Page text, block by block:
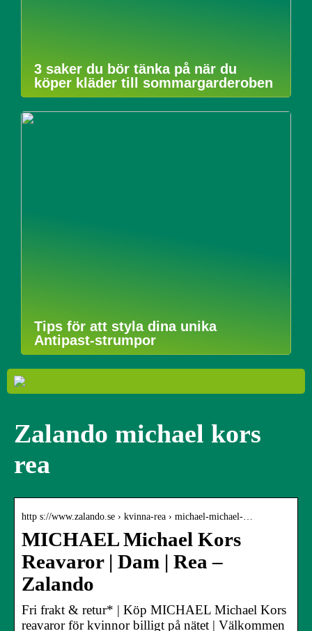
3 saker du bör tänka på när du
köper kläder till sommargarderoben
Tips för att styla dina unika
Antipast-strumpor
Zalando michael kors
rea
http s://www.zalando.se › kvinna-rea › michael-michael-…
MICHAEL Michael Kors
Reavaror | Dam | Rea –
Zalando
Fri frakt & retur* | Köp MICHAEL Michael Kors
reavaror för kvinnor billigt på nätet | Välkommen